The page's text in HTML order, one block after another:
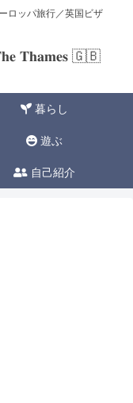
ロッパ旅行／英国ビザ
𝐓𝐡𝐚𝐦𝐞𝐬 🇬🇧
暮らし
遊ぶ
自己紹介